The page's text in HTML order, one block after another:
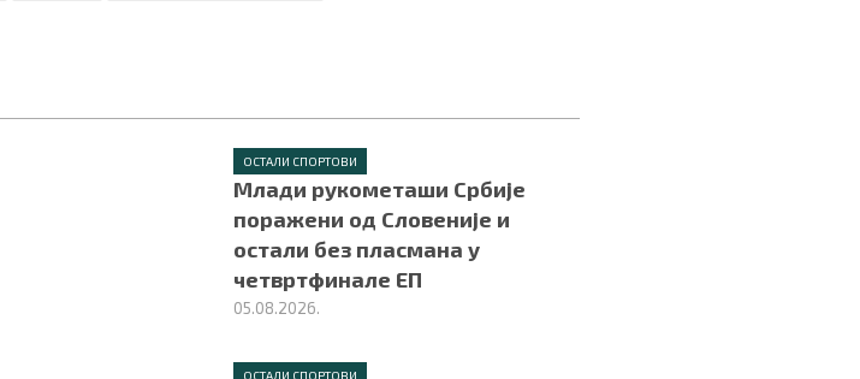
ОСТАЛИ СПОРТОВИ
Млади рукометаши Србије
поражени од Словеније и
остали без пласмана у
четвртфинале ЕП
05.08.2026.
ОСТАЛИ СПОРТОВИ